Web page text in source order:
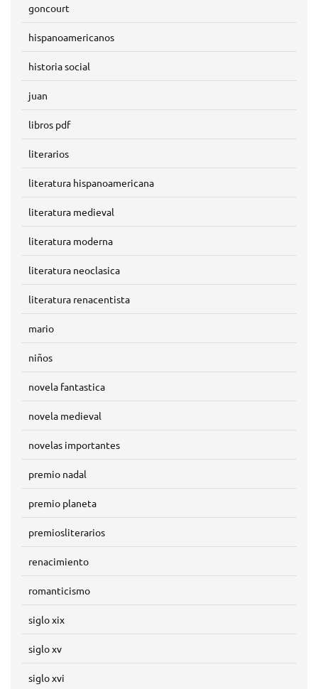
goncourt
hispanoamericanos
historia social
juan
libros pdf
literarios
literatura hispanoamericana
literatura medieval
literatura moderna
literatura neoclasica
literatura renacentista
mario
niños
novela fantastica
novela medieval
novelas importantes
premio nadal
premio planeta
premiosliterarios
renacimiento
romanticismo
siglo xix
siglo xv
siglo xvi